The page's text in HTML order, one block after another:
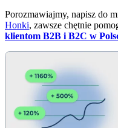
Porozmawiajmy, napisz do
Honki, zawsze chętnie
klientom B2B i B2C w